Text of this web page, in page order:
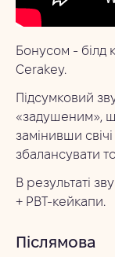
Бонусом - білд
Cerakey.
Підсумковий
«задушеним»,
замінивши
збалансувати
В результаті
+ PBT-кейкапи.
Післямова